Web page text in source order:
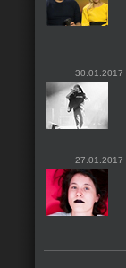
30.01.2017
27.01.2017